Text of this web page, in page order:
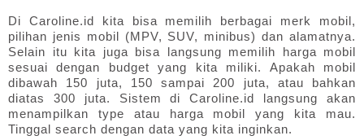
Di Caroline.id kita bisa memilih berbagai merk mobil,
pilihan jenis mobil (MPV, SUV, minibus) dan alamatnya.
Selain itu kita juga bisa langsung memilih harga mobil
sesuai dengan budget yang kita miliki. Apakah mobil
dibawah 150 juta, 150 sampai 200 juta, atau bahkan
diatas 300 juta. Sistem di Caroline.id langsung akan
menampilkan type atau harga mobil yang kita mau.
Tinggal search dengan data yang kita inginkan.